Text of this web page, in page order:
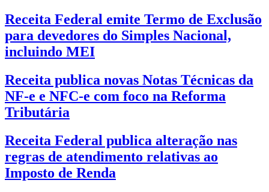
Receita Federal emite Termo de Exclusão
para devedores do Simples Nacional,
incluindo MEI
Receita publica novas Notas Técnicas da
NF-e e NFC-e com foco na Reforma
Tributária
Receita Federal publica alteração nas
regras de atendimento relativas ao
Imposto de Renda